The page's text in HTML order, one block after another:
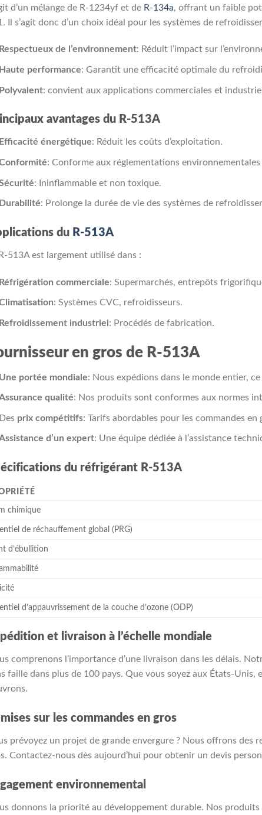
d’un mélange de R-1234yf et de R-134a, offrant un faible
Il s’agit donc d’un choix idéal pour les systèmes de
Respectueux de l’environnement: Réduit l’impact sur
Haute performance: Garantit une efficacité optimale du
Polyvalent: convient aux applications commerciales et
avantages du R-513A
Efficacité énergétique: Réduit les coûts d’exploitation.
: Conforme aux réglementations environnementales
: Ininflammable et non toxique.
Durabilité: Prolonge la durée de vie des systèmes de
du R-513A
513A est largement utilisé dans :
Réfrigération commerciale: Supermarchés, entrepôts
: Systèmes CVC, refroidisseurs.
Refroidissement industriel : Procédés de fabrication.
en gros de R-513A
Une portée mondiale: Nous expédions dans le monde entier,
qualité: Nos produits sont conformes aux normes
Des prix compétitifs: Tarifs abordables pour les commandes en
d’un expert: Une équipe dédiée à l’assistance
du réfrigérant R-513A
chimique
de réchauffement global (PRG)
d’ébullition
d’appauvrissement de la couche d’ozone (ODP)
et livraison à l’échelle mondiale
comprenons l’importance d’une livraison dans les délais.
faille dans plus de 100 pays. Que vous soyez aux États-Unis,
sur les commandes en gros
prévoyez un projet de grande envergure ? Nous offrons des
Contactez-nous dès aujourd’hui pour obtenir un devis
environnemental
donnons la priorité au développement durable. Nos